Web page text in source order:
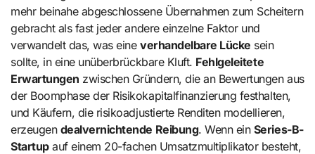
mehr beinahe abgeschlossene Übernahmen zum Scheitern
gebracht als fast jeder andere einzelne Faktor und
verwandelt das, was eineverhandelbare Lücke sein
sollte, in eine unüberbrückbare Kluft. Fehlgeleitete
Erwartungen zwischen Gründern, die an Bewertungen aus
der Boomphase der Risikokapitalfinanzierung festhalten,
und Käufern, die risikoadjustierte Renditen modellieren,
erzeugen dealvernichtende Reibung. Wenn ein Series-B-
Startupauf einem 20-fachen Umsatzmultiplikator besteht,